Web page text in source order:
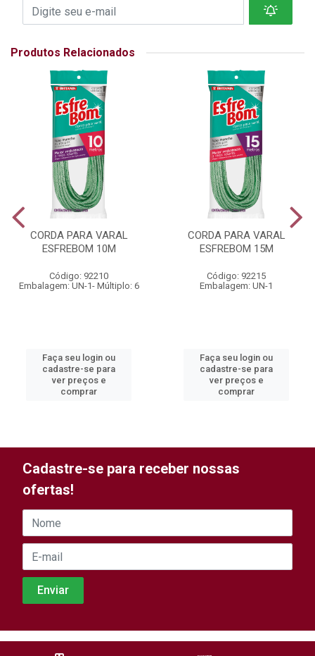
Produtos Relacionados
CORDA PARA VARAL
ESFREBOM 10M
Código: 92210
Embalagem: UN-1- Múltiplo: 6
Faça seu login ou
cadastre-se para
ver preços e
comprar
CORDA PARA VARAL
ESFREBOM 15M
Código: 92215
Embalagem: UN-1
Faça seu login ou
cadastre-se para
ver preços e
comprar
Cadastre-se para receber nossas
ofertas!